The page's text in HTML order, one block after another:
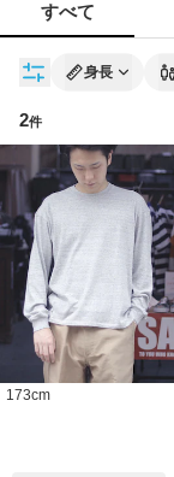
すべて
身長
2件
コーディネート一覧
173cm